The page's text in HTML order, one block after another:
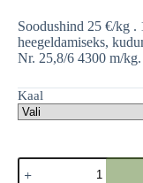
Soodushind 25 €/kg
heegeldamiseks,
Nr. 25,8/6 4300 m/
Kaal
Linane
niit/lõim